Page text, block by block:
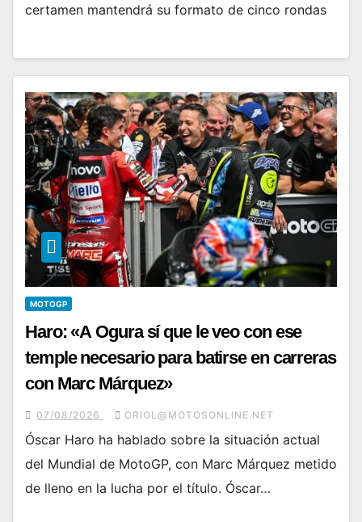
certamen mantendrá su formato de cinco rondas
MOTOGP
Haro: «A Ogura sí que le veo con ese
temple necesario para batirse en carreras
con Marc Márquez»
07/08/2026 ORIOL@MOTOSONLINE.NET
Óscar Haro ha hablado sobre la situación actual
del Mundial de MotoGP, con Marc Márquez metido
de lleno en la lucha por el título. Óscar…